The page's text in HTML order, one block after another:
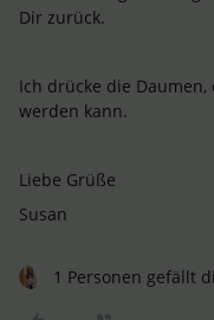
Dir zurück.
Ich drücke die
werden kann.
Liebe Grüße
Susan
1 Personen gefällt